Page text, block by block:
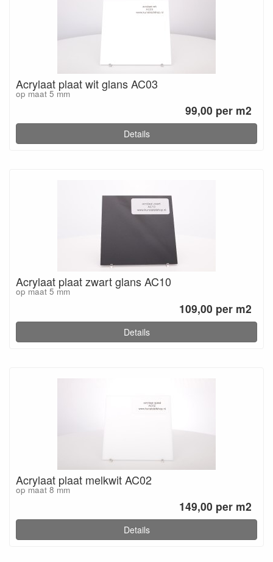
Acrylaat plaat wit glans AC03
op maat 5 mm
99,00 per m2
Details
Acrylaat plaat zwart glans AC10
op maat 5 mm
109,00 per m2
Details
Acrylaat plaat melkwit AC02
op maat 8 mm
149,00 per m2
Details